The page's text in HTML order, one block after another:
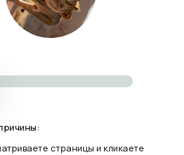
страницы и кликаете